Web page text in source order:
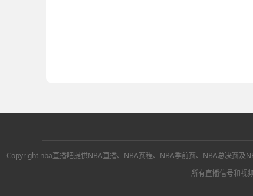
Copyright nba直播吧提供NBA直播、NBA赛程、NBA季前赛、NBA总决赛及
所有直播信号和视